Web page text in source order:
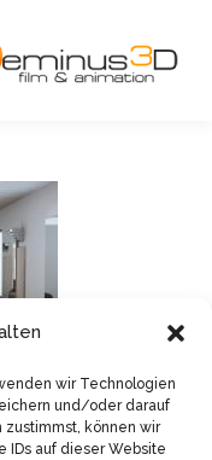
wir Technologien
und/oder darauf
können wir
IDs auf dieser Website